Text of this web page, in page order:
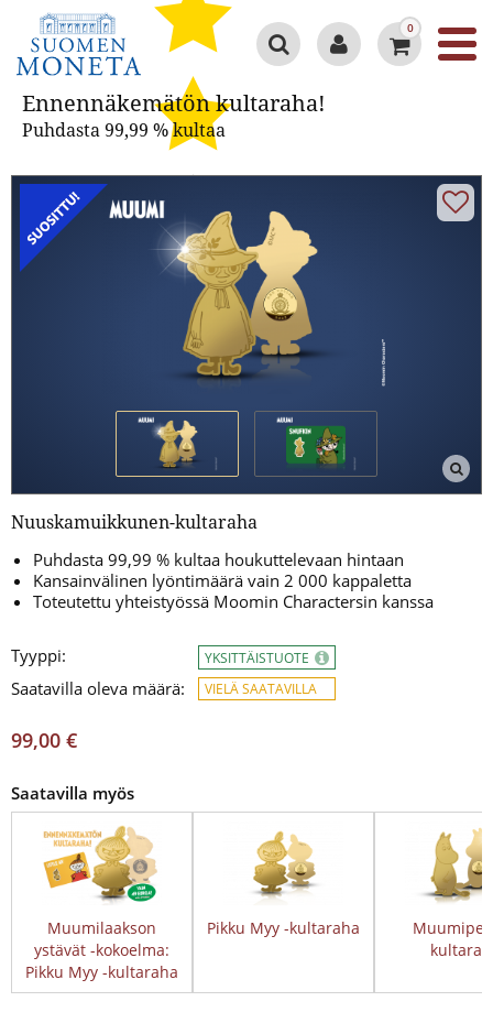
Google 4.3/5
0
Ennennäkemätön kultaraha!
Puhdasta 99,99 % kultaa
Nuuskamuikkunen-kultaraha
Puhdasta 99,99 % kultaa houkuttelevaan hintaan
Kansainvälinen lyöntimäärä vain 2 000 kappaletta
Toteutettu yhteistyössä Moomin Charactersin kanssa
Tyyppi:
Saatavilla oleva määrä:
YKSITTÄISTUOTE
VIELÄ SAATAVILLA
99,00 €
Saatavilla myös
Muumilaakson
ystävät -kokoelma:
Pikku Myy -kultaraha
Pikku Myy -kultaraha
Ennennäkemätön kultaraha!